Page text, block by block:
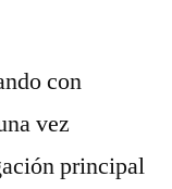
con
vez
principal